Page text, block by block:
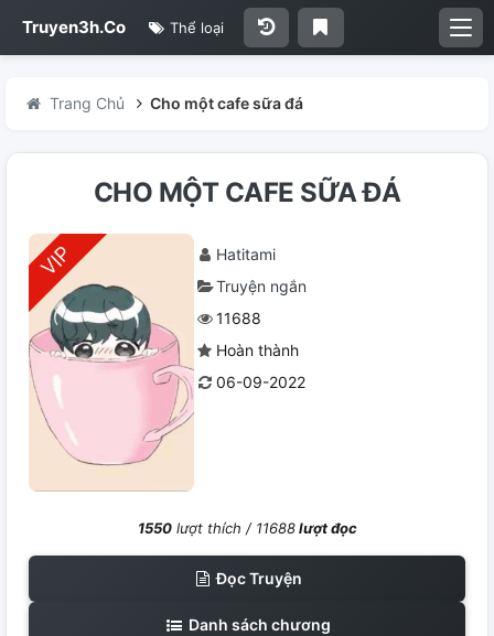
Truyen3h.Co Thể loại
Trang Chủ Cho một cafe sữa đá
CHO MỘT CAFE SỮA ĐÁ
Hatitami
Truyện ngắn
11688
Hoàn thành
06-09-2022
1550lượt thích / 11688lượt đọc
Đọc Truyện
Danh sách chương